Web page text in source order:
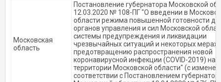
Московская
область
Постановление губернатора Московской
12.03.2020 № 108-ПГ "О введении в
области режима повышенной готовности
органов управления и сил Московской
системы предупреждения и ликвидации
чрезвычайных ситуаций и некоторых мерах
предотвращению распространения новой
коронавирусной инфекции (COVID-2019) на
территории Московской области" (с
соответствии с Постановлением